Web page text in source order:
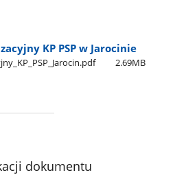
KP PSP w Jarocinie
2.69MB
dokumentu